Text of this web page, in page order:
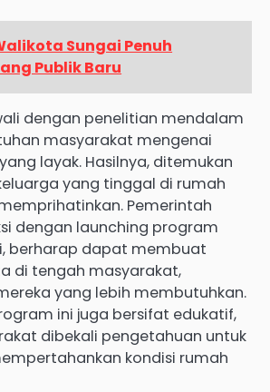
Sungai Penuh
Publik Baru
dengan penelitian mendalam
masyarakat mengenai
layak. Hasilnya, ditemukan
yang tinggal di rumah
Pemerintah
dengan launching program
berharap dapat membuat
di tengah masyarakat,
yang lebih membutuhkan.
ini juga bersifat edukatif,
dibekali pengetahuan untuk
kondisi rumah